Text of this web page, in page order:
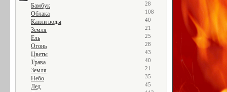
Бамбук 28
Облака 108
Капли воды 40
Земля 21
Ель 25
Огонь 28
Цветы 43
Трава 40
Земля 21
Небо 35
Лед 45